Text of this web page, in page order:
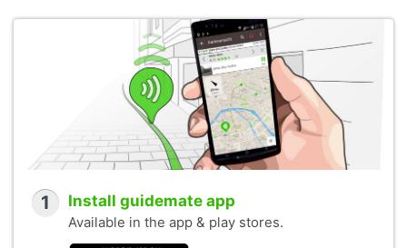
1 Install guidemate app
Available in the app & play stores.